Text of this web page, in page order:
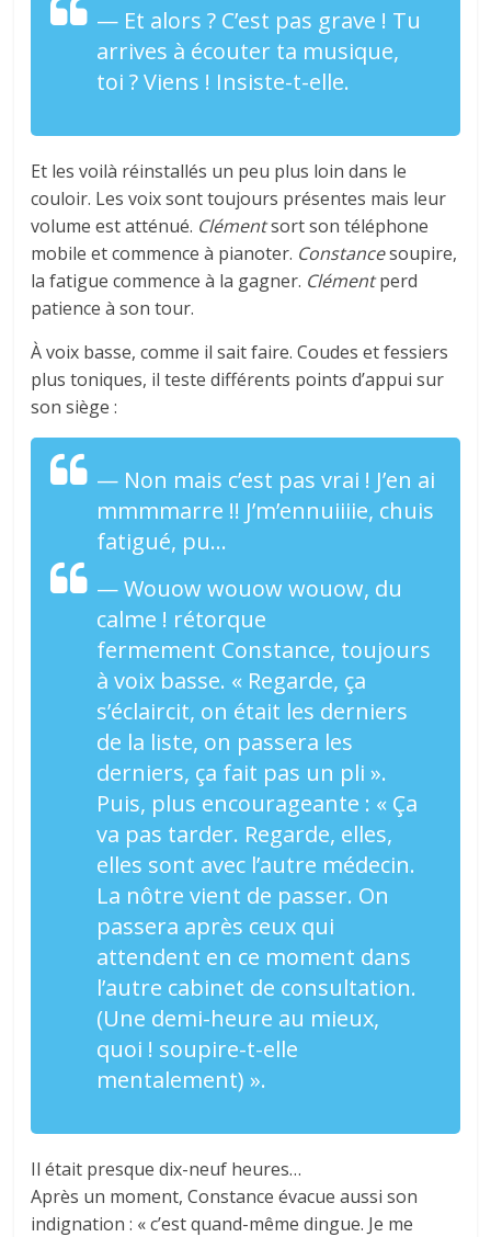
— Et alors ? C’est pas grave ! Tu
arrives à écouter ta musique,
toi ? Viens ! Insiste-t-elle.
Et les voilà réinstallés un peu plus loin dans le
couloir. Les voix sont toujours présentes mais leur
volume est atténué. Clémentsort son téléphone
mobile et commence à pianoter. Constancesoupire,
la fatigue commence à la gagner. Clémentperd
patience à son tour.
À voix basse, comme il sait faire. Coudes et fessiers
plus toniques, il teste différents points d’appui sur
son siège :
— Non mais c’est pas vrai ! J’en ai
mmmmarre !! J’m’ennuiiiie, chuis
fatigué, pu…
— Wouow wouow wouow, du
calme ! rétorque
fermement Constance, toujours
à voix basse. « Regarde, ça
s’éclaircit, on était les derniers
de la liste, on passera les
derniers, ça fait pas un pli ».
Puis, plus encourageante : « Ça
va pas tarder. Regarde, elles,
elles sont avec l’autre médecin.
La nôtre vient de passer. On
passera après ceux qui
attendent en ce moment dans
l’autre cabinet de consultation.
(Une demi-heure au mieux,
quoi ! soupire-t-elle
mentalement) ».
Il était presque dix-neuf heures…
Après un moment, Constance évacue aussi son
indignation : « c’est quand-même dingue. Je me